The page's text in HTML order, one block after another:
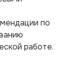
по
работе.